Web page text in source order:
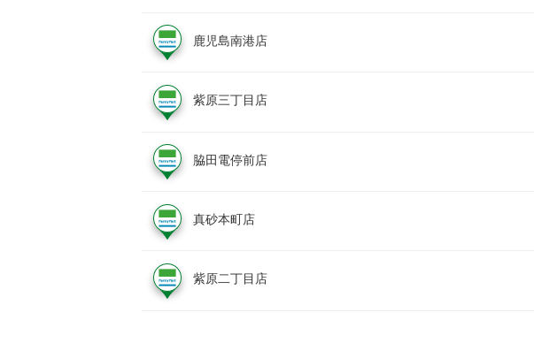
鹿児島南港店
紫原三丁目店
脇田電停前店
真砂本町店
紫原二丁目店